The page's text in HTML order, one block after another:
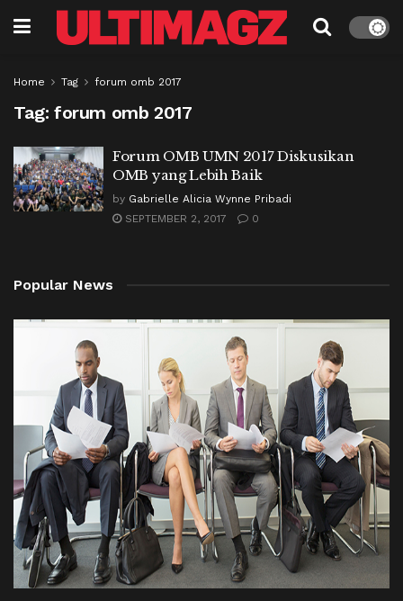
Home Tag forum omb 2017
Tag: forum omb 2017
Forum OMB UMN 2017 Diskusikan
OMB yang Lebih Baik
by Gabrielle Alicia Wynne Pribadi
SEPTEMBER 2, 2017
0
Popular News